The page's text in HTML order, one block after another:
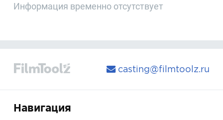
Информация временно отсутствует
casting@filmtoolz.ru
Навигация